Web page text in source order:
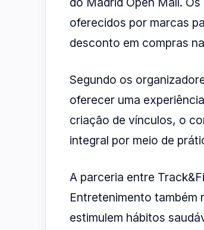
oferecidos por marcas
desconto em compras
Segundo os
oferecer uma
criação de vínculos, o
integral por meio de
A parceria entre
Entretenimento
estimulem hábitos